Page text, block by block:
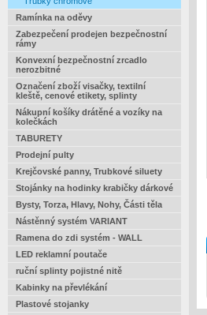
Ramínka na oděvy
Zabezpečení prodejen bezpečnostní
rámy
Konvexní bezpečnostní zrcadlo
nerozbitné
Označení zboží visačky, textilní
kleště, cenové etikety, splinty
Nákupní košíky drátěné a vozíky na
kolečkách
TABURETY
Prodejní pulty
Krejčovské panny, Trubkové siluety
Stojánky na hodinky krabičky dárkové
Bysty, Torza, Hlavy, Nohy, Části těla
Nástěnný systém VARIANT
Ramena do zdi systém - WALL
LED reklamní poutače
ruční splinty pojistné nitě
Kabinky na převlékání
Plastové stojanky